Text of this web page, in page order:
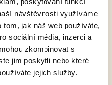
poskytování funkcí
návštěvnosti využíváme
tom, jak náš web používáte,
sociální média, inzerci a
zkombinovat s
jim poskytli nebo které
jejich služby.
:(
titul není ve vaší zemi k